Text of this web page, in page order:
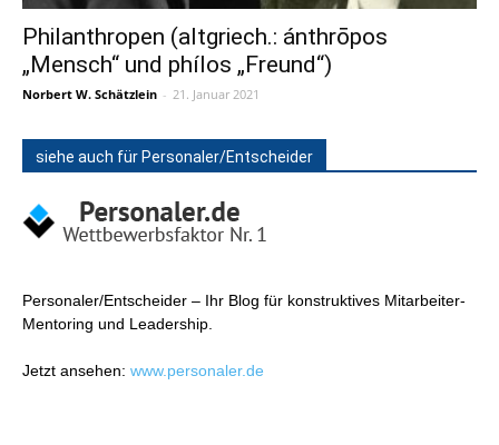
Philanthropen (altgriech.: ánthrōpos
„Mensch“ und phílos „Freund“)
Norbert W. Schätzlein - 21. Januar 2021
siehe auch für Personaler/Entscheider
Personaler/Entscheider – Ihr Blog für konstruktives Mitarbeiter-
Mentoring und Leadership.
Jetzt ansehen: www.personaler.de